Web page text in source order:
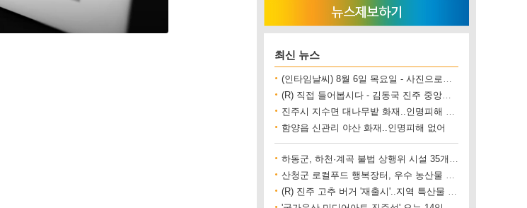
최신 뉴스
(인타임날씨) 8월 6일 목요일 - 사진으로보는 날씨
(R) 직접 들어봅시다 - 김동국 진주 중앙시장 상인회장
진주시 지수면 대나무밭 화재..인명피해 없어
함양읍 신관리 야산 화재..인명피해 없어
하동군, 하천·계곡 불법 상행위 시설 35개소 철거
산청군 로컬푸드 행복장터, 우수 농산물 직거래 사업장 인증
(R) 진주 고추 버거 '재출시'..지역 특산물 홍보 기대